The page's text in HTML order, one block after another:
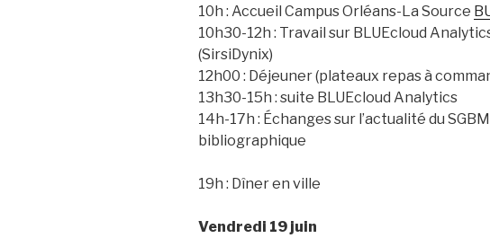
10h : Accueil Campus Orléans-La Source
10h30-12h : Travail sur BLUEcloud
(SirsiDynix)
12h00 : Déjeuner (plateaux repas à
13h30-15h : suite BLUEcloud Analytics
14h-17h : Échanges sur l’actualité du
bibliographique
19h : Dîner en ville
Vendredi 19 juin